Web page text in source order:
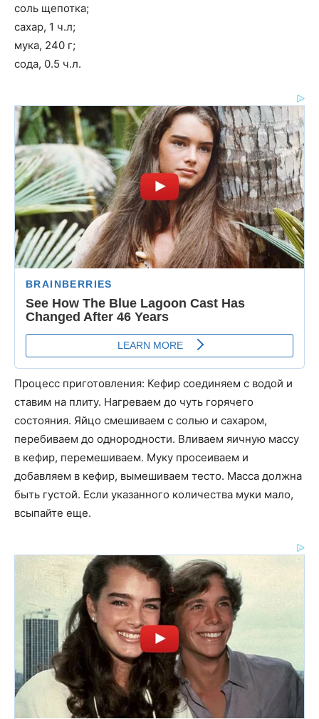
соль щепотка;
сахар, 1 ч.л;
мука, 240 г;
сода, 0.5 ч.л.
Процесс приготовления: Кефир соединяем с водой и
ставим на плиту. Нагреваем до чуть горячего
состояния. Яйцо смешиваем с солью и сахаром,
перебиваем до однородности. Вливаем яичную массу
в кефир, перемешиваем. Муку просеиваем и
добавляем в кефир, вымешиваем тесто. Масса должна
быть густой. Если указанного количества муки мало,
всыпайте еще.